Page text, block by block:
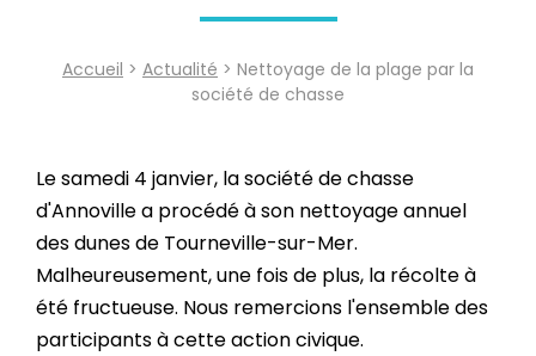
Accueil > Actualité > Nettoyage de la plage par la
société de chasse
Le samedi 4 janvier, la société de chasse
d'Annoville a procédé à son nettoyage annuel
des dunes de Tourneville-sur-Mer.
Malheureusement, une fois de plus, la récolte à
été fructueuse. Nous remercions l'ensemble des
participants à cette action civique.